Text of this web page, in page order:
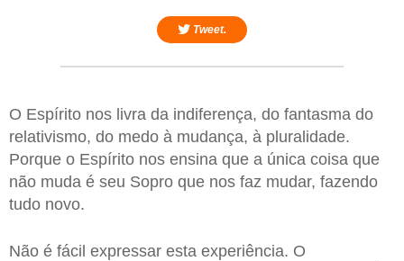
Tweet.
O Espírito nos livra da indiferença, do fantasma do
relativismo, do medo à mudança, à pluralidade.
Porque o Espírito nos ensina que a única coisa que
não muda é seu Sopro que nos faz mudar, fazendo
tudo novo.
Não é fácil expressar esta experiência. O